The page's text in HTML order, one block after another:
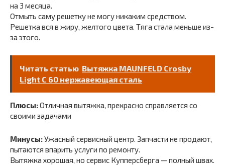
на 3 месяца.
Отмыть саму решетку не могу никаким средством.
Решетка вся в жиру, желтого цвета. Тяга стала меньше из-
за этого.
Читать статью Вытяжка MAUNFELD Crosby
Light C 60 нержавеющая сталь
Плюсы:Отличная вытяжка, прекрасно справляется со
своими задачами
Минусы:Ужасный сервисный центр. Запчасти не продают,
пытаются впарить услуги по ремонту.
Вытяжка хорошая, но сервис Купперсберга — полный швах.